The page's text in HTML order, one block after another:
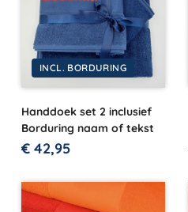
INCL. BORDURING
Handdoek set 2 inclusief
Borduring naam of tekst
€ 42,95